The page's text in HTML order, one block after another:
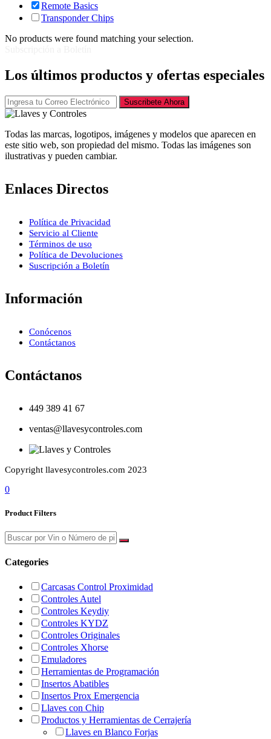
Remote Basics
Transponder Chips
No products were found matching your selection.
Los últimos productos y ofertas especiales
Suscribete Ahora
Todas las marcas, logotipos, imágenes y modelos que aparecen en
este sitio web, son propiedad del mismo. Todas las imágenes son
ilustrativas y pueden cambiar.
Enlaces Directos
Política de Privacidad
Servicio al Cliente
Términos de uso
Política de Devoluciones
Suscripción a Boletín
Información
Conócenos
Contáctanos
Contáctanos
449 389 41 67
ventas@llavesycontroles.com
Copyright llavesycontroles.com 2023
0
Product Filters
Categories
Carcasas Control Proximidad
Controles Autel
Controles Keydiy
Controles KYDZ
Controles Originales
Controles Xhorse
Emuladores
Herramientas de Programación
Insertos Abatibles
Insertos Prox Emergencia
Llaves con Chip
Productos y Herramientas de Cerrajería
Llaves en Blanco Forjas